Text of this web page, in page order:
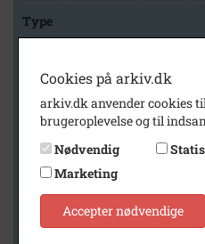
Type
Arkiv
Svinninge Lokalhistoriske
Cookies på arkiv.dk
arkiv.dk anvender cookies
brugeroplevelse og til
Nødvendig
Marketing
Accepter nødvendige